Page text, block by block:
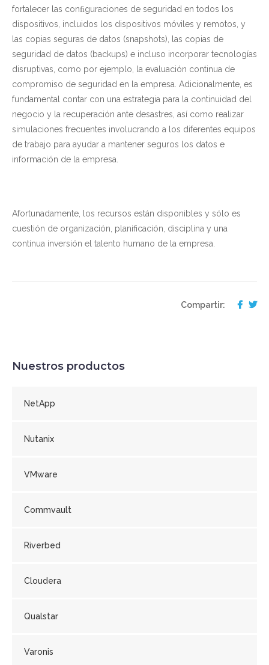
fortalecer las conﬁguraciones de seguridad en todos los
dispositivos, incluidos los dispositivos móviles y remotos, y
las copias seguras de datos (snapshots), las copias de
seguridad de datos (backups) e incluso incorporar tecnologías
disruptivas, como por ejemplo, la evaluación continua de
compromiso de seguridad en la empresa. Adicionalmente, es
fundamental contar con una estrategia para la continuidad del
negocio y la recuperación ante desastres, así como realizar
simulaciones frecuentes involucrando a los diferentes equipos
de trabajo para ayudar a mantener seguros los datos e
información de la empresa.
Afortunadamente, los recursos están disponibles y sólo es
cuestión de organización, planificación, disciplina y una
continua inversión el talento humano de la empresa.
Compartir:
Nuestros productos
NetApp
Nutanix
VMware
Commvault
Riverbed
Cloudera
Qualstar
Varonis